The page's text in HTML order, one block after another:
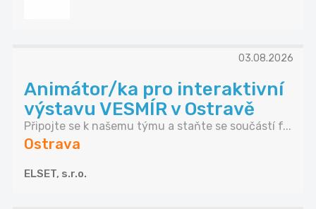
03.08.2026
Animátor/ka pro interaktivní
výstavu VESMÍR v Ostravě
Připojte se k našemu týmu a staňte se součástí f...
Ostrava
ELSET, s.r.o.